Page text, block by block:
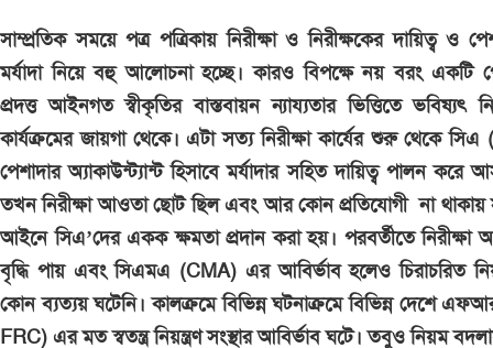
সাম্প্রতিক সময়ে পত্র পত্রিকায় নিরীক্ষা ও নিরীক্ষকের দায়িত্ব ও
মর্যাদা নিয়ে বহু আলোচনা হচ্ছে। কারও বিপক্ষে নয় বরং একটি
প্রদত্ত আইনগত স্বীকৃতির বাস্তবায়ন ন্যায্যতার ভিত্তিতে ভবিষ্যৎ
কার্যক্রমের জায়গা থেকে। এটা সত্য নিরীক্ষা কার্যের শুরু থেকে
পেশাদার অ্যাকাউন্ট্যান্ট হিসাবে মর্যাদার সহিত দায়িত্ব পালন করে
তখন নিরীক্ষা আওতা ছোট ছিল এবং আর কোন প্রতিযোগী না
আইনে সিএ’দের একক ক্ষমতা প্রদান করা হয়। পরবর্তীতে নিরীক্ষা
বৃদ্ধি পায় এবং সিএমএ (CMA) এর আবির্ভাব হলেও চিরাচরিত
কোন ব্যত্যয় ঘটেনি। কালক্রমে বিভিন্ন ঘটনাক্রমে বিভিন্ন দেশে
FRC) এর মত স্বতন্ত্র নিয়ন্ত্রণ সংস্থার আবির্ভাব ঘটে। তবুও নিয়ম